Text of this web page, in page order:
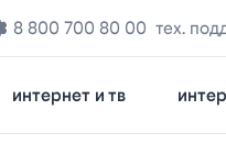
8 800 700 80 00 тех.
интернет и тв